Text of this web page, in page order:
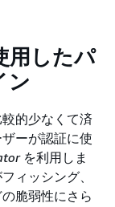
用したパ
ン
的少なくて済
ーが認証に使
を利用しま
ィッシング、
脆弱性にさら